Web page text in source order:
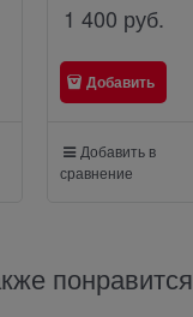
1 400 руб.
Добавить
Добавить в
сравнение
понравится